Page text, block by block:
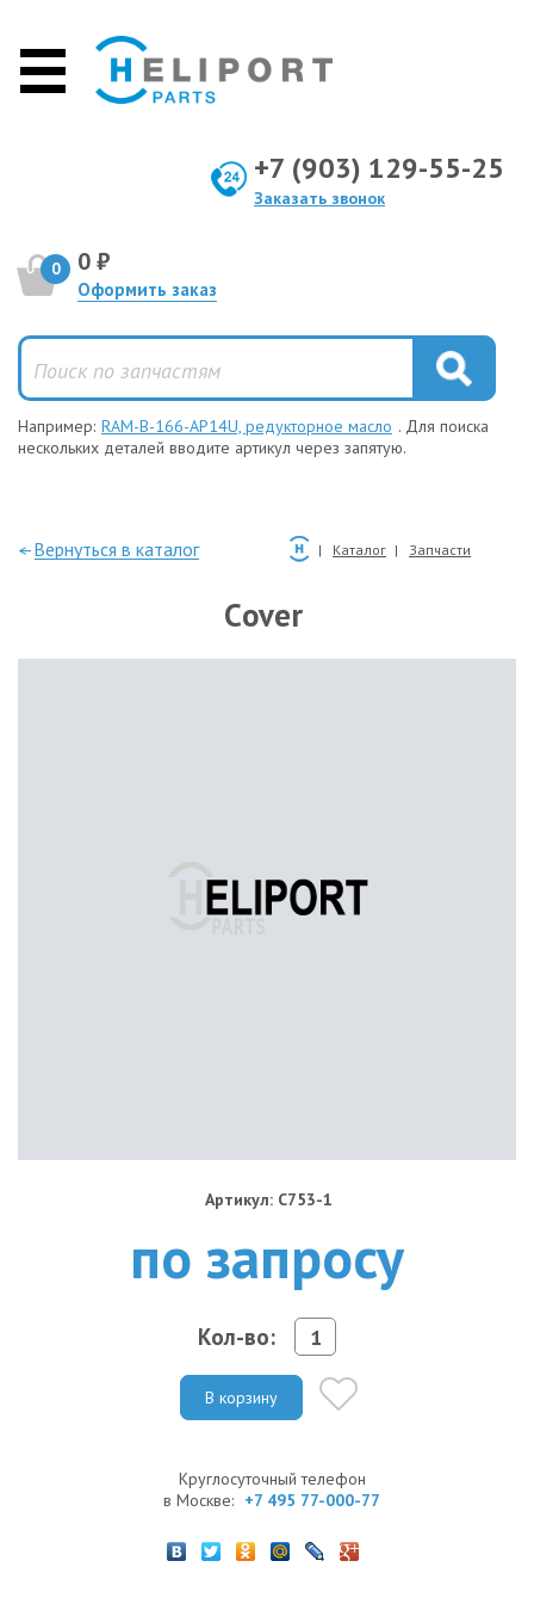
+7 (903) 129-55-25
Заказать звонок
0 0 ₽
Оформить заказ
Например: RAM-B-166-AP14U, редукторное масло . Для поиска
нескольких деталей вводите артикул через запятую.
—Вернуться в каталог Каталог Запчасти
Cover
Артикул: C753-1
по запросу
Кол-во:
В корзину
Круглосуточный телефон
в Москве: +7 495 77-000-77